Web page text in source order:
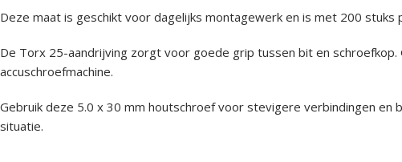
Deze maat is geschikt voor dagelijks montagewerk en is met 200
De Torx 25-aandrijving zorgt voor goede grip tussen bit en
accuschroefmachine.
Gebruik deze 5.0 x 30 mm houtschroef voor stevigere verbindingen
situatie.